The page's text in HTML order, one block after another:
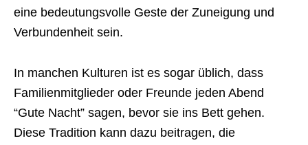
eine bedeutungsvolle Geste der Zuneigung und
Verbundenheit sein.
In manchen Kulturen ist es sogar üblich, dass
Familienmitglieder oder Freunde jeden Abend
“Gute Nacht” sagen, bevor sie ins Bett gehen.
Diese Tradition kann dazu beitragen, die